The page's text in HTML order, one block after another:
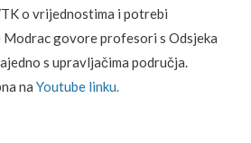
o vrijednostima i potrebi
Modrac govore profesori s Odsjeka
s upravljačima područja.
na Youtube linku.